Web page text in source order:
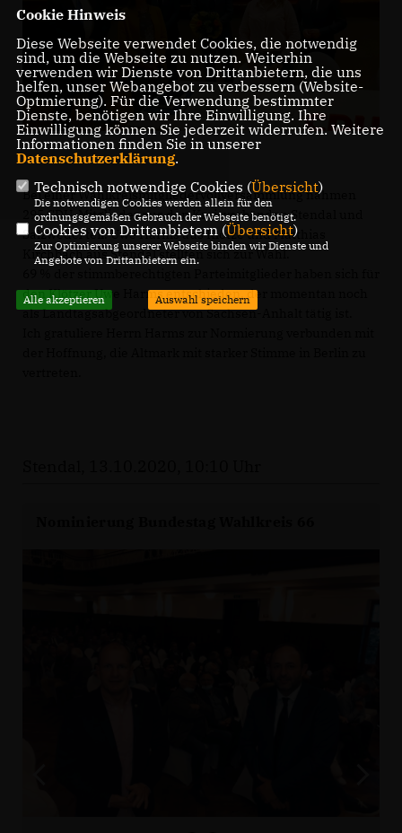
Bei einer Wahlkreismitgliedervollversammlung nahmen
295 CDU-Mitglieder aus den Kreisverbänden Stendal und
Salzwedel teil. Uwe Harms aus Klötze und Matthias
Kirchbach aus Stendal stellten sich zur Wahl.
den Klötzer Uwe Harms entschieden, der momentan noch
als Landtagsabgeordneter von Sachsen-Anhalt tätig ist.
Cookie Hinweis
Diese Webseite verwendet Cookies, die notwendig
sind, um die Webseite zu nutzen. Weiterhin
verwenden wir Dienste von Drittanbietern, die uns
helfen, unser Webangebot zu verbessern (Website-
Optmierung). Für die Verwendung bestimmter
Dienste, benötigen wir Ihre Einwilligung. Ihre
Einwilligung können Sie jederzeit widerrufen. Weitere
Informationen finden Sie in unserer
Datenschutzerklärung.
Technisch notwendige Cookies (Übersicht)
Die notwendigen Cookies werden allein für den
ordnungsgemäßen Gebrauch der Webseite benötigt.
Cookies von Drittanbietern (Übersicht)
Zur Optimierung unserer Webseite binden wir Dienste und
Angebote von Drittanbietern ein.
Alle akzeptieren Auswahl speichern